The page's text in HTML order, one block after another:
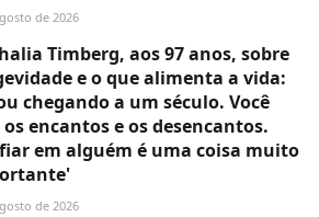
de 2026
Timberg, aos 97 anos, sobre
e o que alimenta a vida:
chegando a um século. Você
encantos e os desencantos.
em alguém é uma coisa muito
de 2026